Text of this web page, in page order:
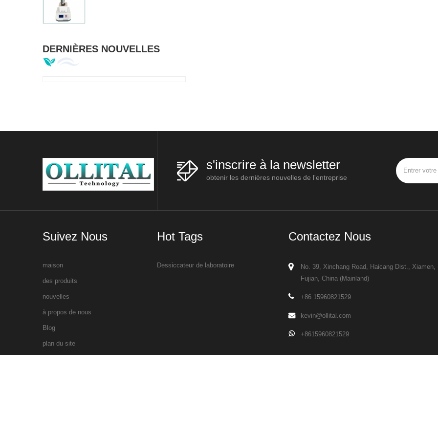
DERNIÈRES NOUVELLES
s'inscrire à la newsletter
obtenir les dernières nouvelles de l'entreprise
Suivez Nous
maison
des produits
nouvelles
à propos de nous
Blog
plan du site
Hot Tags
Dessiccateur de laboratoire
Contactez Nous
No. 39, Xinchang Road, Haicang Dist., Xiamen,
Fujian, China (Mainland)
+86 15960821529
kevin@ollital.com
+8615960821529